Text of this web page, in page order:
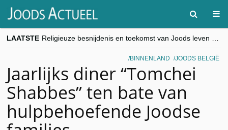
LAATSTE
“Besnijdenisdebat toont hoe moeilijk seculiere Westen minderheden begrijpt”, Jinnih Beels (Vooruit)
CITYTRIP | ROEMENIË – Boekarest: de verrassing van Oost-Europa
BINNENLAND JOODS BELGIË
Jaarlijks diner “Tomchei
Shabbes” ten bate van
hulpbehoefende Joodse